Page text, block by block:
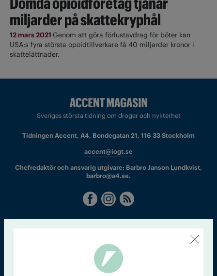
miljarder på skattekryphål
12 mars 2021 Genom att göra förlustavdrag för böter kan
USA:s fyra största opoidtillverkare få 40 miljarder kronor i
skattelättnader.
Sveriges största tidning om droger och nykterhet
Tidningen Accent, A4, Bondegatan 21, 116 33 Stockholm
accent@iogt.se
Chefredaktör och ansvarig utgivare: Barbro Janson Lundkvist,
barbro@a4.se.